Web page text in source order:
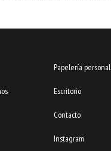
Papelería personal
Escritorio
Contacto
Instagram